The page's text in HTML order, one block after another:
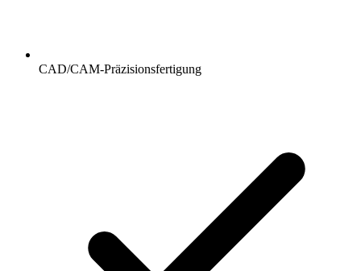
CAD/CAM-Präzisionsfertigung